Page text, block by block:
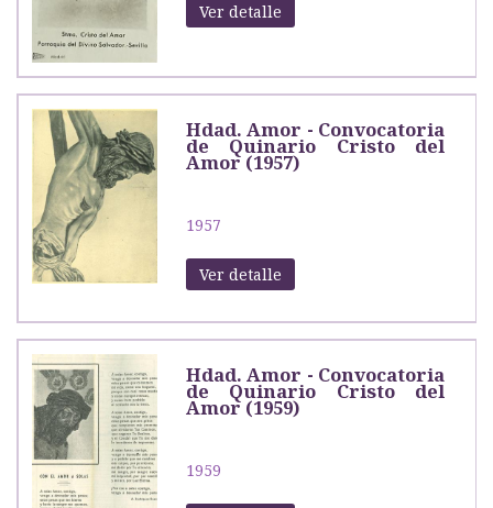
Ver detalle
Hdad. Amor - Convocatoria
de Quinario Cristo del
Amor (1957)
1957
Ver detalle
Hdad. Amor - Convocatoria
de Quinario Cristo del
Amor (1959)
1959